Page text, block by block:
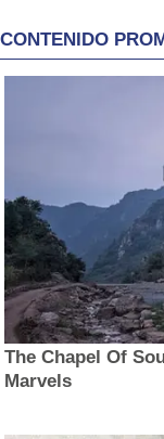
CONTENIDO
The Chapel Of
Marvels